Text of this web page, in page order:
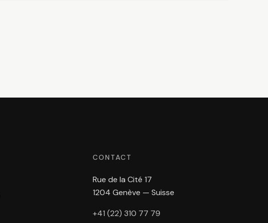
CONTACT
Rue de la Cité 17
1204 Genève — Suisse
+41 (22) 310 77 79